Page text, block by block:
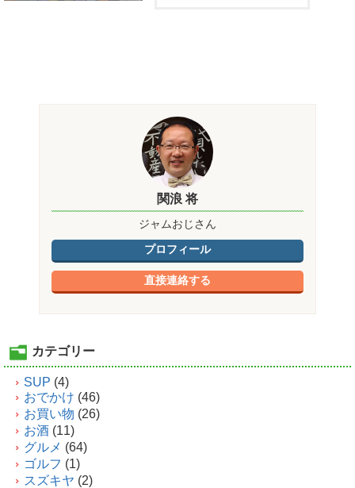
関浪 将
ジャムおじさん
プロフィール
直接連絡する
カテゴリー
SUP (4)
おでかけ (46)
お買い物 (26)
お酒 (11)
グルメ (64)
ゴルフ (1)
スズキヤ (2)